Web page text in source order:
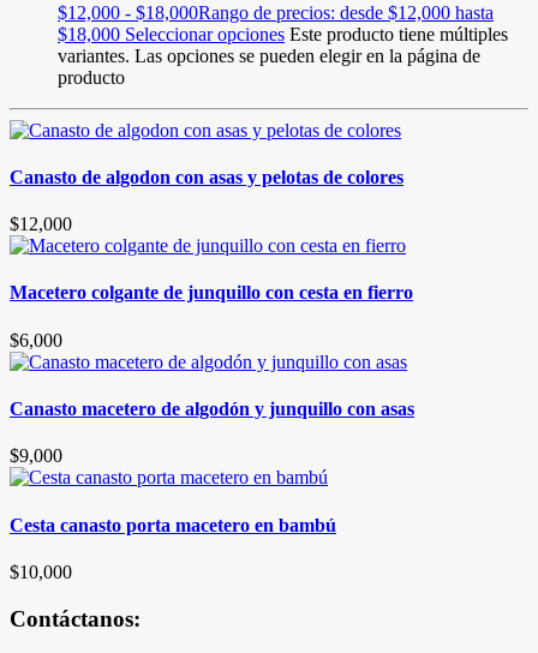
$12,000 - $18,000Rango de precios: desde $12,000 hasta
$18,000 Seleccionar opciones Este producto tiene múltiples
variantes. Las opciones se pueden elegir en la página de
producto
Canasto de algodon con asas y pelotas de colores
$12,000
Macetero colgante de junquillo con cesta en fierro
$6,000
Canasto macetero de algodón y junquillo con asas
$9,000
Cesta canasto porta macetero en bambú
$10,000
Contáctanos: